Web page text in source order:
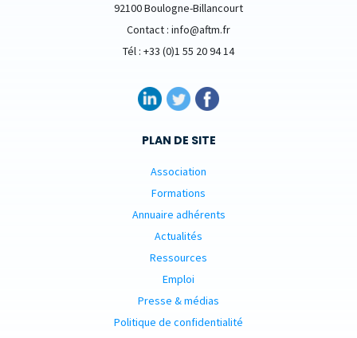
92100 Boulogne-Billancourt
Contact : info@aftm.fr
Tél : +33 (0)1 55 20 94 14
PLAN DE SITE
Association
Formations
Annuaire adhérents
Actualités
Ressources
Emploi
Presse & médias
Politique de confidentialité